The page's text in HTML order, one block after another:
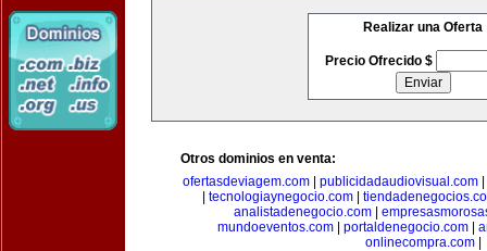
Realizar una Oferta
Precio Ofrecido $
Otros dominios en venta:
ofertasdeviagem.com| publicidadaudiovisual.com|
tecnologiaynegocio.com
analistadenegocio.com
mundoeventos.com| portaldenegocio.com|
onlinecompra.com|